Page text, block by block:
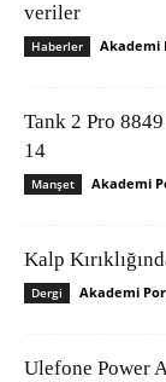
veriler
Haberler Akademi
Tank 2 Pro
14
Manşet Akademi
Kalp
Dergi Akademi
Ulefone Power